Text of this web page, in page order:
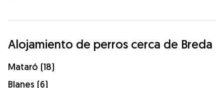
Alojamiento de perros cerca de Breda
Mataró (18)
Blanes (6)